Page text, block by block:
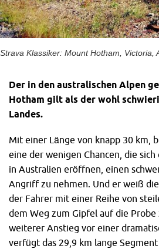
Strava Klassiker: Mount Hotham, Victoria,
Der in den australischen Alpen
Hotham gilt als der wohl
Landes.
Mit einer Länge von knapp 30 km,
eine der wenigen Chancen, die
in Australien eröffnen, einen
Angriff zu nehmen. Und er weiß
der Fahrer mit einer Reihe von
dem Weg zum Gipfel auf die Probe
weiterer Anstieg vor einer
verfügt das 29,9 km lange